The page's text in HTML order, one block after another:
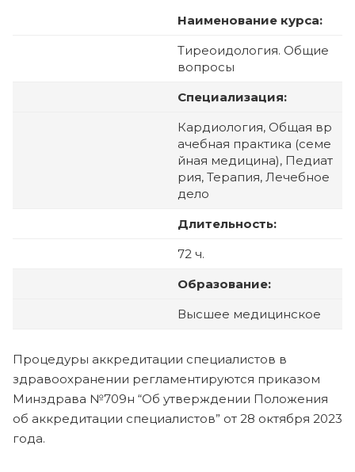
Наименование курса:
Тиреоидология. Общие
вопросы
Специализация:
Кардиология, Общая вр
ачебная практика (семе
йная медицина), Педиат
рия, Терапия, Лечебное
дело
Длительность:
72 ч.
Образование:
Высшее медицинское
Процедуры аккредитации специалистов в
здравоохранении регламентируются приказом
Минздрава №709н “Об утверждении Положения
об аккредитации специалистов” от 28 октября 2023
года.